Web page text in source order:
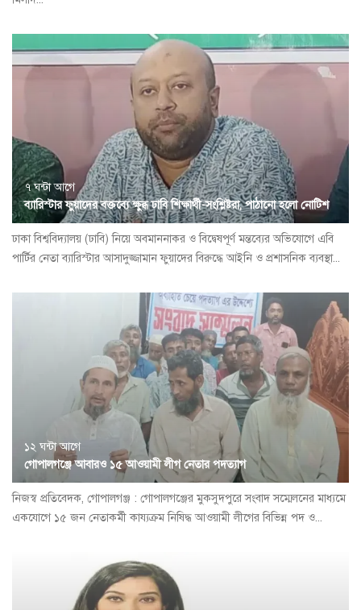
৭ ঘন্টা আগে
ব্যারিস্টার ফুয়াদের বক্তব্যে ক্ষুব্ধ ঢাবি শিক্ষার্থী-সংশ্লিষ্টরা, পাঠানো হলো নোটিশ
ঢাকা বিশ্ববিদ্যালয় (ঢাবি) নিয়ে অবমাননাকর ও বিদ্বেষপূর্ণ মন্তব্যের অভিযোগে এবি
পার্টির নেতা ব্যারিস্টার আসাদুজ্জামান ফুয়াদের বিরুদ্ধে আইনি ও প্রশাসনিক ব্যবস্থা...
১২ ঘন্টা আগে
গোপালগঞ্জে আবারও ১৫ আওয়ামী লীগ নেতার পদত্যাগ
নিজস্ব প্রতিবেদক, গোপালগঞ্জ : গোপালগঞ্জের মুকসুদপুরে সংবাদ সম্মেলনের মাধ্যমে
একযোগে ১৫ জন নেতাকর্মী কায্যক্রম নিষিদ্ধ আওয়ামী লীগের বিভিন্ন পদ ও...